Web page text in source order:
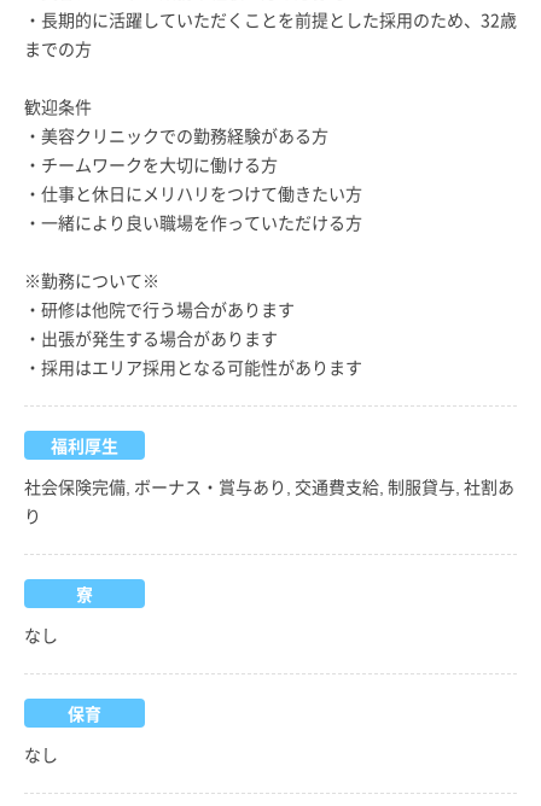
・長期的に活躍していただくことを前提とした採用のため、32歳
までの方
歓迎条件
・美容クリニックでの勤務経験がある方
・チームワークを大切に働ける方
・仕事と休日にメリハリをつけて働きたい方
・一緒により良い職場を作っていただける方
※勤務について※
・研修は他院で行う場合があります
・出張が発生する場合があります
・採用はエリア採用となる可能性があります
福利厚生
社会保険完備, ボーナス・賞与あり, 交通費支給, 制服貸与, 社割あ
り
寮
なし
保育
なし